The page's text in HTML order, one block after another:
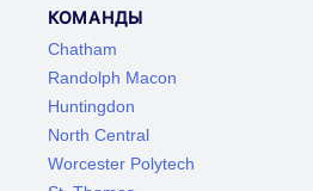
КОМАНДЫ
Chatham
Randolph Macon
Huntingdon
North Central
Worcester Polytech